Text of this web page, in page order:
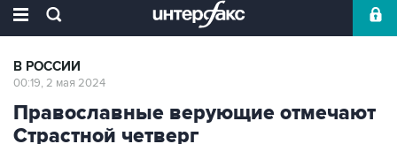
В РОССИИ
00:19, 2 мая 2024
Православные верующие отмечают
Страстной четверг